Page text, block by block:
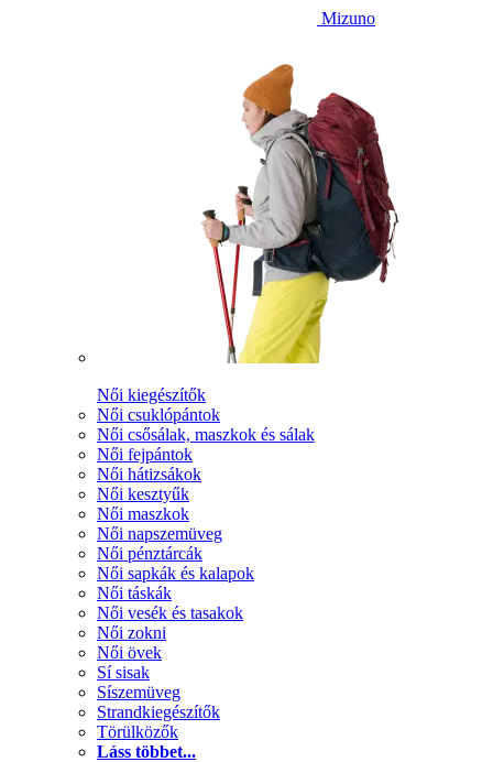
Mizuno
Női kiegészítők
Női csuklópántok
Női csősálak, maszkok és sálak
Női fejpántok
Női hátizsákok
Női kesztyűk
Női maszkok
Női napszemüveg
Női pénztárcák
Női sapkák és kalapok
Női táskák
Női vesék és tasakok
Női zokni
Női övek
Sí sisak
Síszemüveg
Strandkiegészítők
Törülközők
Láss többet...